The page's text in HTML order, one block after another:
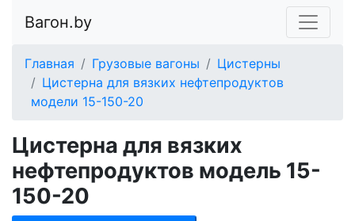
Вагон.by
Главная Грузовые вагоны
Цистерны
Цистерна для вязких нефтепродуктов
модели 15-150-20
Цистерна для вязких
нефтепродуктов модель 15-
150-20